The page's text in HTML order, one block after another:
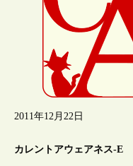
2011年12月22日
カレントアウェアネス-E